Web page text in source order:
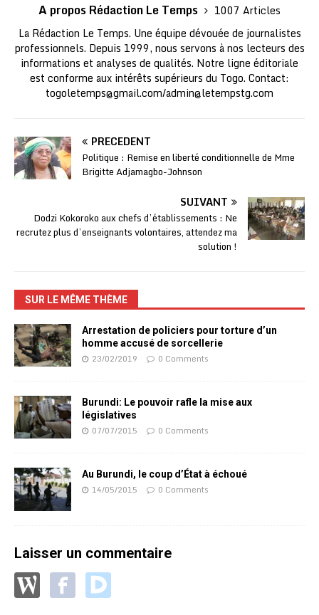
A propos Rédaction Le Temps
1007 Articles
La Rédaction Le Temps. Une équipe dévouée de journalistes
professionnels. Depuis 1999, nous servons à nos lecteurs des
informations et analyses de qualités. Notre ligne éditoriale
est conforme aux intérêts supérieurs du Togo. Contact:
togoletemps@gmail.com/admin@letempstg.com
PRÉCÉDENT
Politique : Remise en liberté conditionnelle de Mme
Brigitte Adjamagbo-Johnson
SUIVANT
Dodzi Kokoroko aux chefs d’établissements : Ne
recrutez plus d’enseignants volontaires, attendez ma
solution !
SUR LE MÊME THÈME
Arrestation de policiers pour torture d’un
homme accusé de sorcellerie
23/02/2019 0 Comments
Burundi: Le pouvoir rafle la mise aux
législatives
07/07/2015 0 Comments
Au Burundi, le coup d’État à échoué
14/05/2015 0 Comments
Laisser un commentaire